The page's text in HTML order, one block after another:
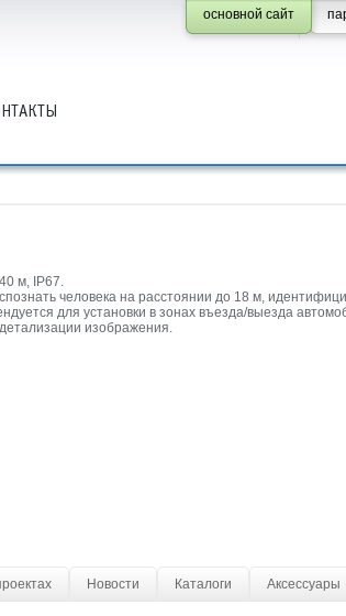
основной сайт
м, IP67.
человека на расстоянии до 18 м,
для установки в зонах въезда/выезда
изображения.
Новости Каталоги Аксессуары